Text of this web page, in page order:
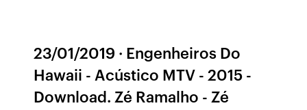
23/01/2019 · Engenheiros Do
Hawaii - Acústico MTV - 2015 -
Download. Zé Ramalho - Zé